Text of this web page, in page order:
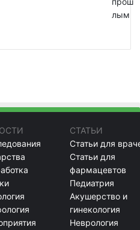
лым
СТАТЬИ
Статьи для
Статьи для
фармацевтов
Педиатрия
Акушерство и
гинекология
Неврология